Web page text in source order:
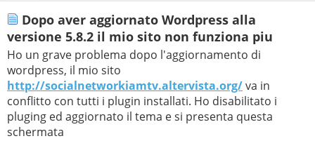
Dopo aver aggiornato Wordpress alla
versione 5.8.2 il mio sito non funziona piu
Ho un grave problema dopo l'aggiornamento di
wordpress, il mio sito
http://socialnetworkiamtv.altervista.org/va in
conflitto con tutti i plugin installati. Ho disabilitato i
pluging ed aggiornato il tema e si presenta questa
schermata